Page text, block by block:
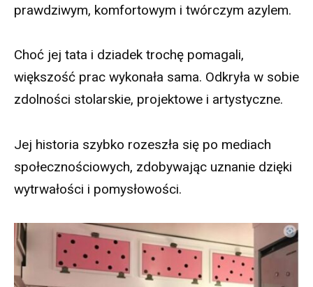
prawdziwym, komfortowym i twórczym azylem.
Choć jej tata i dziadek trochę pomagali,
większość prac wykonała sama. Odkryła w sobie
zdolności stolarskie, projektowe i artystyczne.
Jej historia szybko rozeszła się po mediach
społecznościowych, zdobywając uznanie dzięki
wytrwałości i pomysłowości.